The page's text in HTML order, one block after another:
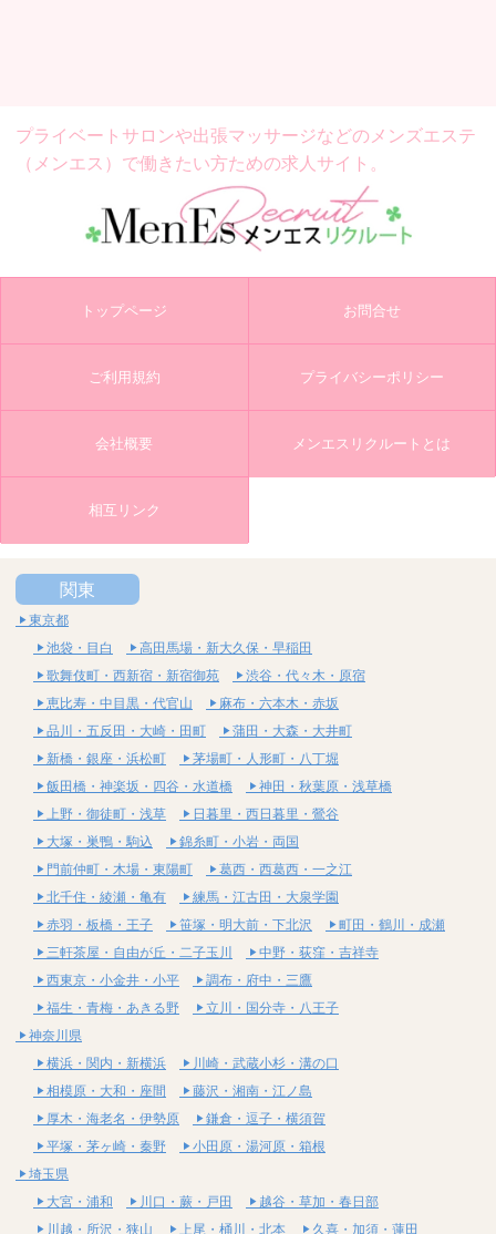
プライベートサロンや出張マッサージなどの メンズエステ
（メンエス）で働きたい方ための求人サイト。
トップページ お問合せ
ご利用規約 プライバシーポリシー
会社概要 メンエスリクルートとは
相互リンク
関東
東京都
池袋・目白
高田馬場・新大久保・早稲田
歌舞伎町・西新宿・新宿御苑
渋谷・代々木・原宿
恵比寿・中目黒・代官山
麻布・六本木・赤坂
品川・五反田・大崎・田町
蒲田・大森・大井町
新橋・銀座・浜松町
茅場町・人形町・八丁堀
飯田橋・神楽坂・四谷・水道橋
神田・秋葉原・浅草橋
上野・御徒町・浅草
日暮里・西日暮里・鶯谷
大塚・巣鴨・駒込
錦糸町・小岩・両国
門前仲町・木場・東陽町
葛西・西葛西・一之江
北千住・綾瀬・亀有
練馬・江古田・大泉学園
赤羽・板橋・王子
笹塚・明大前・下北沢
町田・鶴川・成瀬
三軒茶屋・自由が丘・二子玉川
中野・荻窪・吉祥寺
西東京・小金井・小平
調布・府中・三鷹
福生・青梅・あきる野
立川・国分寺・八王子
神奈川県
横浜・関内・新横浜
川崎・武蔵小杉・溝の口
相模原・大和・座間
藤沢・湘南・江ノ島
厚木・海老名・伊勢原
鎌倉・逗子・横須賀
平塚・茅ヶ崎・秦野
小田原・湯河原・箱根
埼玉県
大宮・浦和
川口・蕨・戸田
越谷・草加・春日部
川越・所沢・狭山
上尾・桶川・北本 久喜・加須・蓮田